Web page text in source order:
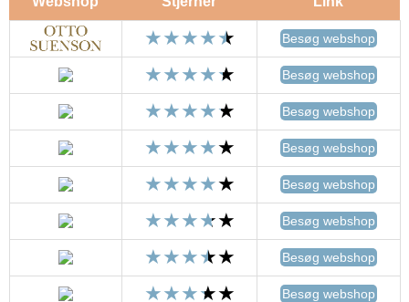
Besøg webshop
Besøg webshop
Besøg webshop
Besøg webshop
Besøg webshop
Besøg webshop
Besøg webshop
Besøg webshop